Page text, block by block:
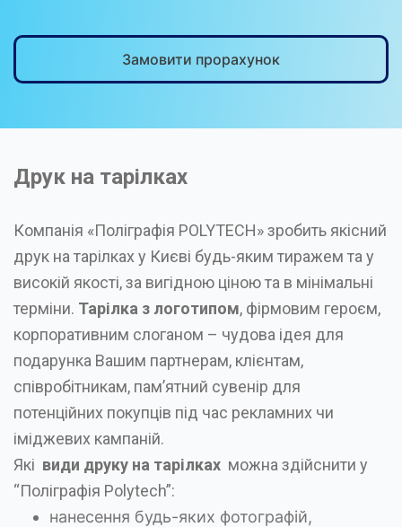
Замовити прорахунок
Друк на тарілках
Компанія «Поліграфія POLYTECH» зробить якісний
друк на тарілках у Києві будь-яким тиражем та у
високій якості, за вигідною ціною та в мінімальні
терміни. Тарілка з логотипом, фірмовим героєм,
корпоративним слоганом – чудова ідея для
подарунка Вашим партнерам, клієнтам,
співробітникам, пам’ятний сувенір для
потенційних покупців під час рекламних чи
іміджевих кампаній.
Які види друку на тарілках можна здійснити у
“Поліграфія Polytech”:
нанесення будь-яких фотографій,